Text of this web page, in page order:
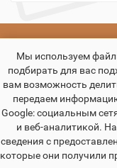
Мы используем
подбирать для вас
вам возможность
передаем
Google: социальным
и веб-аналитикой.
сведения с
которые они получили